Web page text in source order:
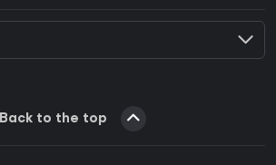
Back to the top